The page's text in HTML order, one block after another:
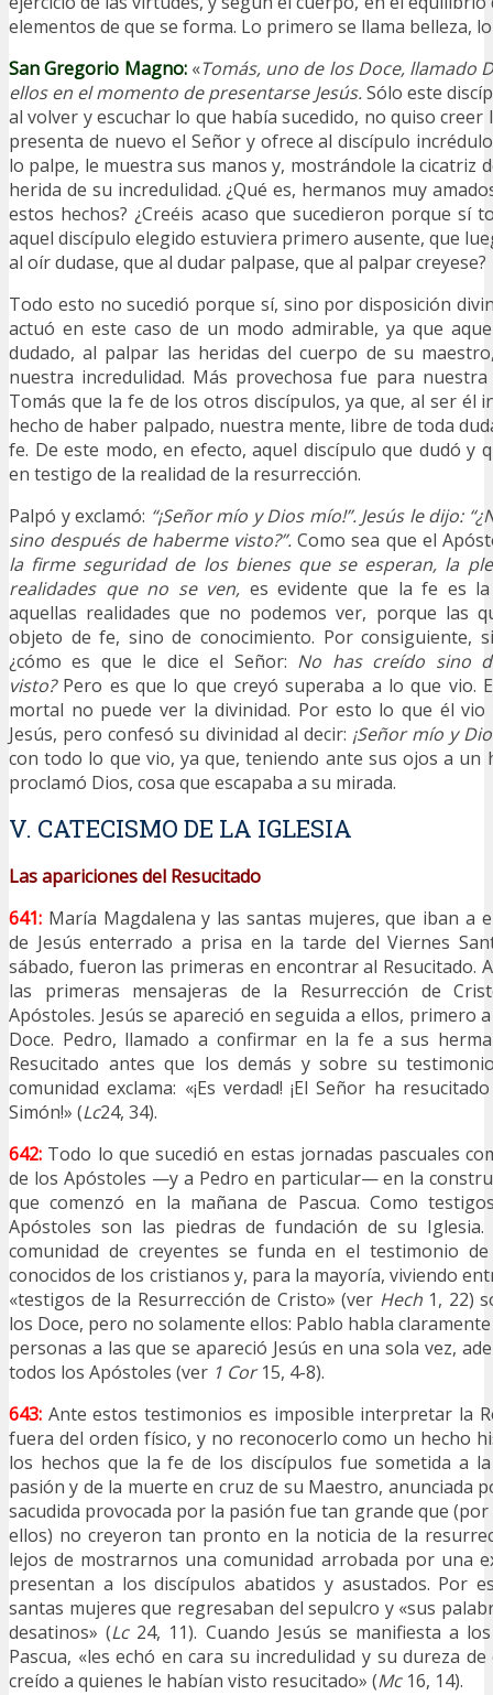
elementos de que se forma. Lo primero se llama belleza,
SanGregorio Magno: «Tomás, uno de los Doce, llamado
ellos en el momento de presentarse Jesús.Sólo este
al volver y escuchar lo que había sucedido, no quiso creer
presenta de nuevo el Señor y ofrece al discípulo
lo palpe, le muestra sus manos y, mostrándole la cicatriz
herida de su incredulidad. ¿Qué es, hermanos muy
estos hechos? ¿Creéis acaso que sucedieron porque sí
aquel discípulo elegido estuviera primero ausente, que
al oír dudase, que al dudar palpase, que al palpar creyese?
Todo esto no sucedió porque sí, sino por disposición
actuó en este caso de un modo admirable, ya que
dudado, al palpar las heridas del cuerpo de su
nuestra incredulidad. Más provechosa fue para
Tomás que la fe de los otros discípulos, ya que, al ser él
hecho de haber palpado, nuestra mente, libre de toda
fe. De este modo, en efecto, aquel discípulo que dudó y
en testigo de la realidad de la resurrección.
Palpó y exclamó: “¡Señor mío y Dios mío!”. Jesús le dijo:
sino después de haberme visto?”.Como sea que el
la firme seguridad de los bienes que se esperan, la
realidades que no se ven, es evidente que la fe es
aquellas realidades que no podemos ver, porque las
objeto de fe, sino de conocimiento. Por consiguiente,
¿cómo es que le dice el Señor: No has creído sino
visto? Pero es que lo que creyó superaba a lo que vio.
mortal no puede ver la divinidad. Por esto lo que él
Jesús, pero confesó su divinidad al decir: ¡Señor mío y
con todo lo que vio, ya que, teniendo ante sus ojos a un
proclamó Dios, cosa que escapaba a su mirada.
V. CATECISMO DE LA IGLESIA
Las apariciones del Resucitado
641: María Magdalena y las santas mujeres, que iban a
de Jesús enterrado a prisa en la tarde del Viernes
sábado, fueron las primeras en encontrar al Resucitado.
las primeras mensajeras de la Resurrección de
Apóstoles. Jesús se apareció en seguida a ellos, primero
Doce. Pedro, llamado a confirmar en la fe a sus
Resucitado antes que los demás y sobre su
comunidad exclama: «¡Es verdad! ¡El Señor ha
Simón!» (Lc24, 34).
642: Todo lo que sucedió en estas jornadas pascuales
de los Apóstoles —y a Pedro en particular— en la
que comenzó en la mañana de Pascua. Como
Apóstoles son las piedras de fundación de su
comunidad de creyentes se funda en el testimonio
conocidos de los cristianos y, para la mayoría, viviendo
«testigos de la Resurrección de Cristo» (ver Hech1, 22)
los Doce, pero no solamente ellos: Pablo habla
personas a las que se apareció Jesús en una sola vez,
todos los Apóstoles (ver 1 Cor15, 4-8).
643: Ante estos testimonios es imposible interpretar la
fuera del orden físico, y no reconocerlo como un hecho
los hechos que la fe de los discípulos fue sometida a
pasión y de la muerte en cruz de su Maestro, anunciada
sacudida provocada por la pasión fue tan grande que
ellos) no creyeron tan pronto en la noticia de la
lejos de mostrarnos una comunidad arrobada por una
presentan a los discípulos abatidos y asustados. Por
santas mujeres que regresaban del sepulcro y «sus
desatinos» (Lc24, 11). Cuando Jesús se manifiesta a
Pascua, «les echó en cara su incredulidad y su dureza
creído a quienes le habían visto resucitado» (Mc16, 14).